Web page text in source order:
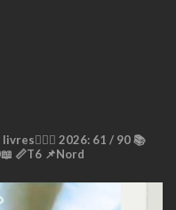
2026: 61 / 90 📚
📏T6 📌Nord